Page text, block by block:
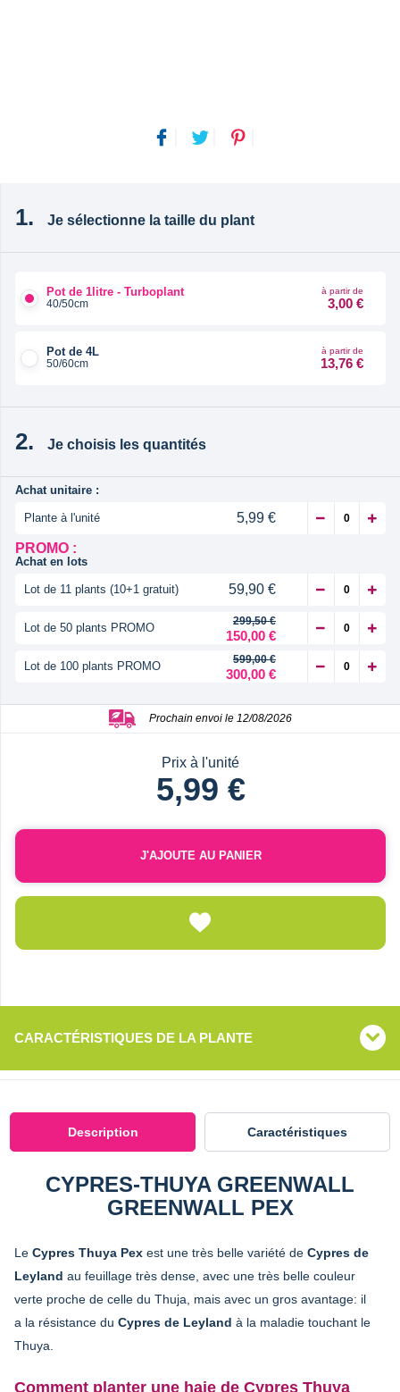
Je sélectionne la taille du plant
Pot de 1litre - Turboplant
40/50cm
à partir de
3,00 €
Pot de 4L
50/60cm
à partir de
13,76 €
Je choisis les quantités
Achat unitaire :
Plante à l'unité
5,99 €
PROMO :
Achat en lots
Lot de 11 plants (10+1 gratuit) 59,90 €
Lot de 50 plants PROMO 299,50 €
150,00 €
Lot de 100 plants PROMO 599,00 €
300,00 €
Prochain envoi le 12/08/2026
Prix à l'unité
5,99 €
J'AJOUTE AU PANIER
CARACTÉRISTIQUES DE LA PLANTE
Description Caractéristiques
CYPRES-THUYA GREENWALL
GREENWALL PEX
Le Cypres Thuya Pex est une très belle variété de Cypres de
Leyland au feuillage très dense, avec une très belle couleur
verte proche de celle du Thuja, mais avec un gros avantage: il
a la résistance du Cypres de Leyland à la maladie touchant le
Thuya.
Comment planter une haie de Cypres Thuya